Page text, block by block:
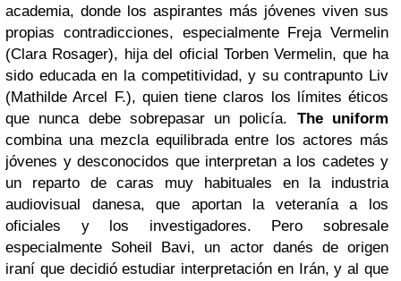
academia, donde los aspirantes más jóvenes viven sus
propias contradicciones, especialmente Freja Vermelin
(Clara Rosager), hija del oficial Torben Vermelin, que ha
sido educada en la competitividad, y su contrapunto Liv
(Mathilde Arcel F.), quien tiene claros los límites éticos
que nunca debe sobrepasar un policía. The uniform
combina una mezcla equilibrada entre los actores más
jóvenes y desconocidos que interpretan a los cadetes y
un reparto de caras muy habituales en la industria
audiovisual danesa, que aportan la veteranía a los
oficiales y los investigadores. Pero sobresale
especialmente Soheil Bavi, un actor danés de origen
iraní que decidió estudiar interpretación en Irán, y al que